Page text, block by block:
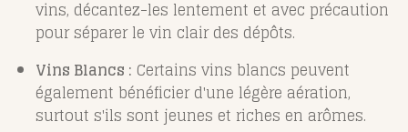
vins, décantez-les lentement et avec précaution
pour séparer le vin clair des dépôts.
Vins Blancs : Certains vins blancs peuvent
également bénéficier d'une légère aération,
surtout s'ils sont jeunes et riches en arômes.